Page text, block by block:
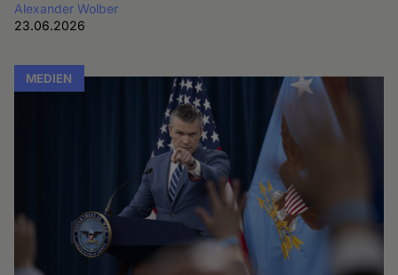
Alexander Wolber
23.06.2026
MEDIEN